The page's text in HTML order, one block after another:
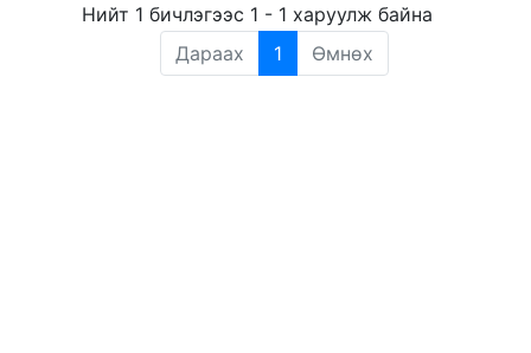
Нийт 1 бичлэгээс 1 - 1 харуулж байна
Дараах
1 Өмнөх